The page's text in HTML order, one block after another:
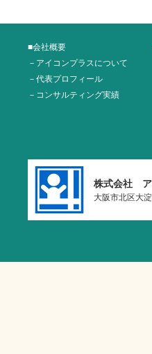
■会社概要
－アイコンプラスについて
－代表プロフィール
－コンサルティング実績
株式会社 ア
大阪市北区大